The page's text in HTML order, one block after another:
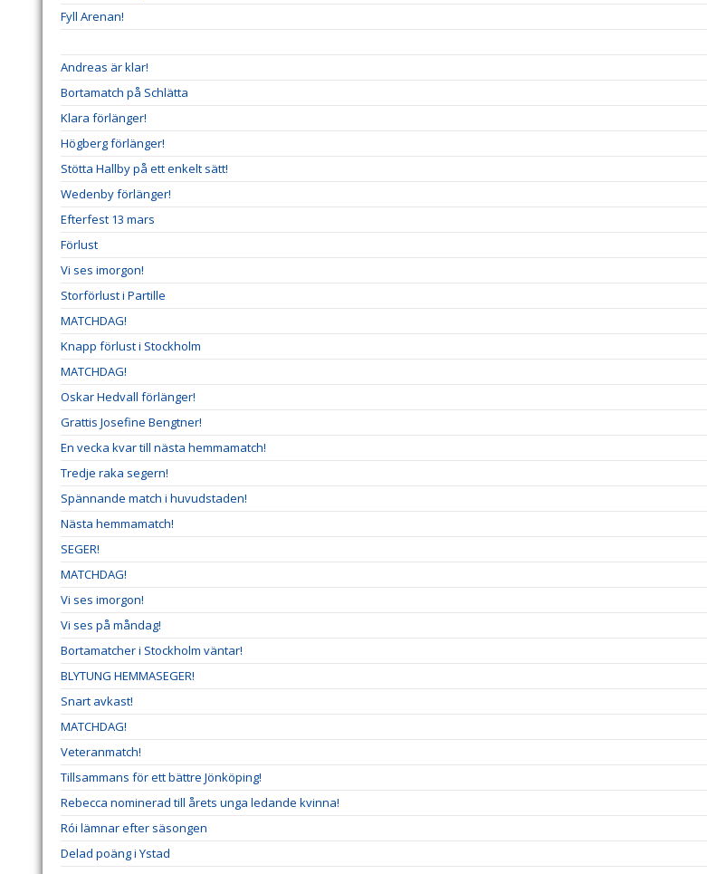
Fyll Arenan!
Andreas är klar!
Bortamatch på Schlätta
Klara förlänger!
Högberg förlänger!
Stötta Hallby på ett enkelt sätt!
Wedenby förlänger!
Efterfest 13 mars
Förlust
Vi ses imorgon!
Storförlust i Partille
MATCHDAG!
Knapp förlust i Stockholm
MATCHDAG!
Oskar Hedvall förlänger!
Grattis Josefine Bengtner!
En vecka kvar till nästa hemmamatch!
Tredje raka segern!
Spännande match i huvudstaden!
Nästa hemmamatch!
SEGER!
MATCHDAG!
Vi ses imorgon!
Vi ses på måndag!
Bortamatcher i Stockholm väntar!
BLYTUNG HEMMASEGER!
Snart avkast!
MATCHDAG!
Veteranmatch!
Tillsammans för ett bättre Jönköping!
Rebecca nominerad till årets unga ledande kvinna!
Rói lämnar efter säsongen
Delad poäng i Ystad